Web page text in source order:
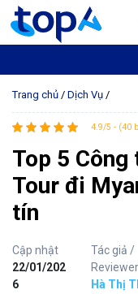
Trang chủ / Dịch Vụ /
4.9/5 - (40
Top 5 Công
Tour đi
tín
Cập nhật
22/01/202
6
Tác giả /
Reviewer
Hà Thị